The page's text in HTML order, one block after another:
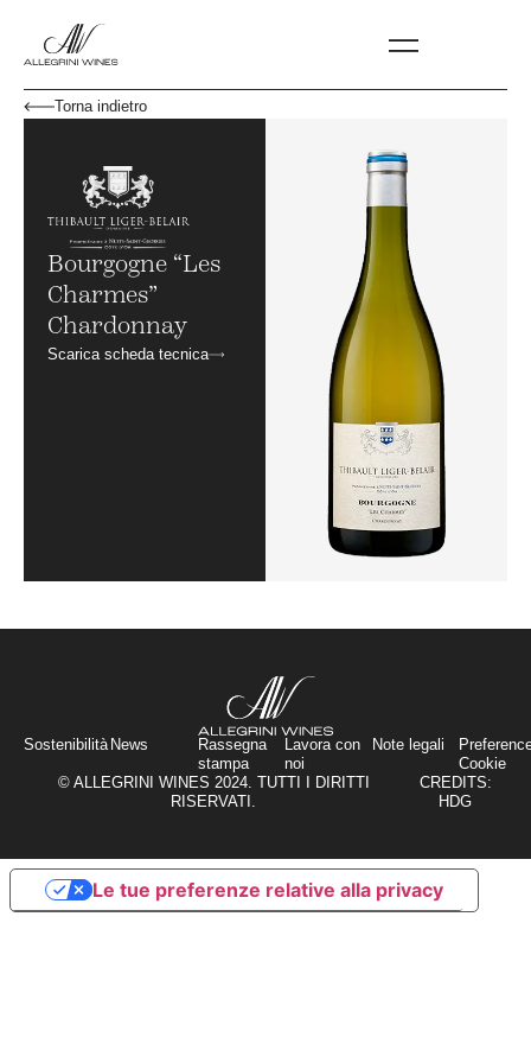
Torna indietro
Bourgogne “Les
Charmes”
Chardonnay
Scarica scheda tecnica
Sostenibilità News
Rassegna
stampa
Lavora con
noi
Note legali
Cookie
© ALLEGRINI WINES 2024. TUTTI I DIRITTI
RISERVATI.
CREDITS:
HDG
Le tue preferenze relative alla privacy